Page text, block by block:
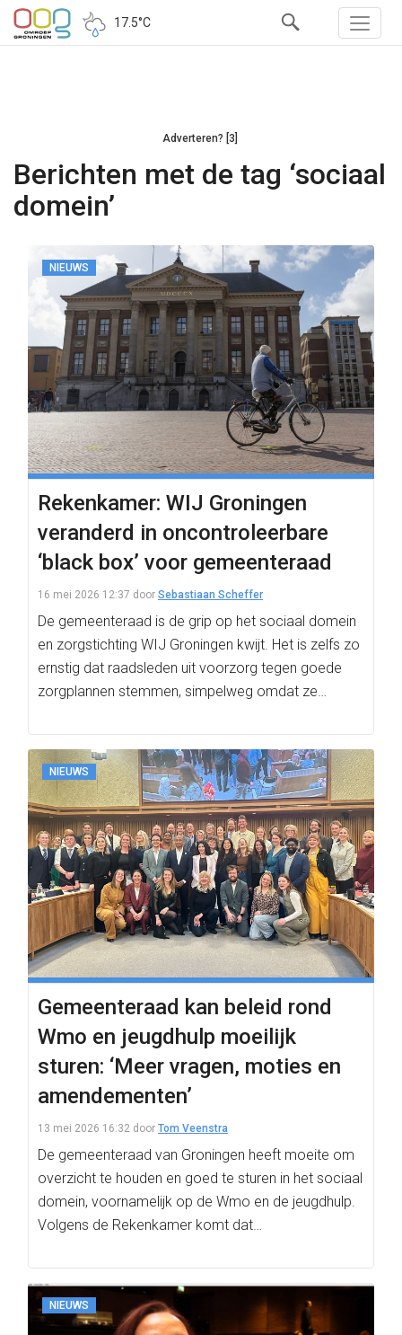
17.5°C
Adverteren? [3]
Berichten met de tag ‘sociaal
domein’
NIEUWS
Rekenkamer: WIJ Groningen
veranderd in oncontroleerbare
‘black box’ voor gemeenteraad
16 mei 2026 12:37 door Sebastiaan Scheffer
De gemeenteraad is de grip op het sociaal domein
en zorgstichting WIJ Groningen kwijt. Het is zelfs zo
ernstig dat raadsleden uit voorzorg tegen goede
zorgplannen stemmen, simpelweg omdat ze…
NIEUWS
Gemeenteraad kan beleid rond
Wmo en jeugdhulp moeilijk
sturen: ‘Meer vragen, moties en
amendementen’
13 mei 2026 16:32 door Tom Veenstra
De gemeenteraad van Groningen heeft moeite om
overzicht te houden en goed te sturen in het sociaal
domein, voornamelijk op de Wmo en de jeugdhulp.
Volgens de Rekenkamer komt dat…
NIEUWS